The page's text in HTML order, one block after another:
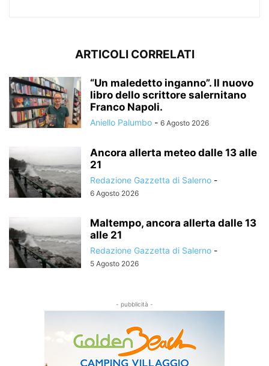
ARTICOLI CORRELATI
“Un maledetto inganno”. Il nuovo
libro dello scrittore salernitano
Franco Napoli.
Aniello Palumbo - 6 Agosto 2026
Ancora allerta meteo dalle 13 alle
21
Redazione Gazzetta di Salerno -
6 Agosto 2026
Maltempo, ancora allerta dalle 13
alle 21
Redazione Gazzetta di Salerno -
5 Agosto 2026
- pubblicità -